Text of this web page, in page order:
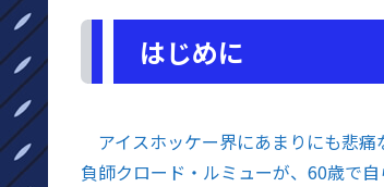
はじめに
アイスホッケー界にあまりにも悲
負師クロード・ルミューが、60歳で